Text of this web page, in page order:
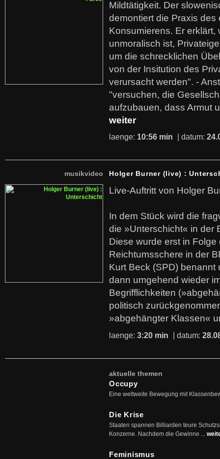
Mildtätigkeit. Der
demontiert die Praxis des
Konsumierens. Er erklärt,
unmoralisch ist,
um die schrecklichen
von der Insitution des
verursacht werden". -
"versuchen, die
aufzubauen, dass Armut
weiter
laenge: 10:56 min | datum:
musikvideo Holger Burner (live) :
Live-Auftritt von Holger
In dem Stück wird die
die »Unterschicht« in der
Diese wurde erst in
Reichtumsschere in der
Kurt Beck (SPD)
dann umgehend wieder
Begrifflichkeiten
politisch
»abgehängter Klassen«
laenge: 3:20 min | datum:
aktuelle themen
Occupy
Eine weltweite Bewegung mit
Die Krise
Staaten spannen Billiarden teure
Konzerne. Nachdem die Gewinne ...
Feminismus